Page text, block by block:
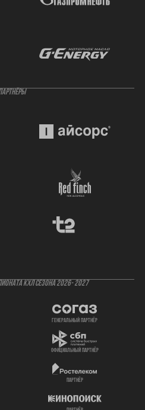
КХЛ СЕЗОНА 2026- 2027
генеральный партнёр
официальный партнёр
партнёр